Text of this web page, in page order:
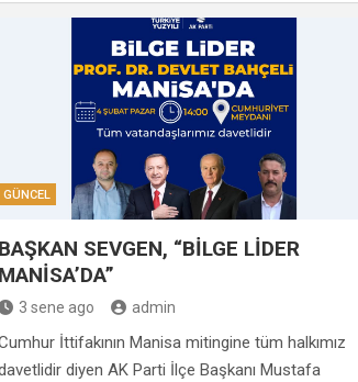
GÜNCEL
BAŞKAN SEVGEN, “BİLGE LİDER
MANİSA’DA”
3 sene ago admin
İttifakının Manisa mitingine tüm halkımız
diyen AK Parti İlçe Başkanı Mustafa